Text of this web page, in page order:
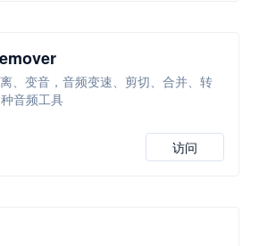
、变音，音频变速、剪切、合并、转
音频工具
访问